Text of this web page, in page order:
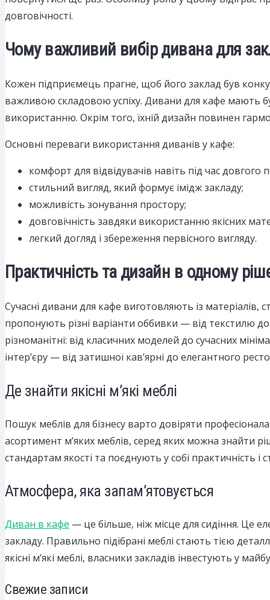
довговічності.
Чому важливий вибір дивана для
Кожен підприємець прагне, щоб його заклад був
важливою складовою успіху. Дивани для кафе мають
використанню. Окрім того, їхній дизайн повинен
Основні переваги використання диванів у кафе:
комфорт для відвідувачів навіть під час довгого
стильний вигляд, який формує імідж закладу;
можливість зонування простору;
довговічність завдяки використанню якісних
легкий догляд і збереження первісного вигляду.
Практичність та дизайн в одному
Сучасні дивани для кафе виготовляють із
пропонують різні варіанти оббивки — від текстилю
різноманітні: від класичних моделей до сучасних
інтер’єру — від затишної кав’ярні до елегантного
Де знайти якісні м’які меблі
Пошук меблів для бізнесу варто довіряти
асортимент м’яких меблів, серед яких можна знайти
стандартам якості та поєднують у собі практичність і
Атмосфера, яка запам’ятовується
Диван в кафе — це більше, ніж місце для сидіння. Це
закладу. Правильно підібрані меблі стають тією
якісні м’які меблі, власники закладів інвестують у
Свежие записи